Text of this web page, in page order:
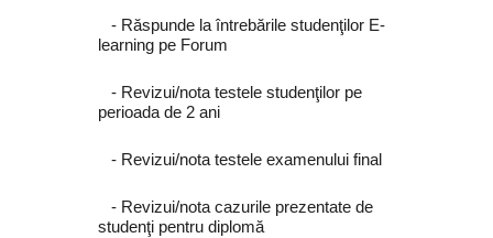
‐ Răspunde la întrebările studenţilor E-
learning pe Forum
‐ Revizui/nota testele studenţilor pe
perioada de 2 ani
‐ Revizui/nota testele examenului final
‐ Revizui/nota cazurile prezentate de
studenţi pentru diplomă